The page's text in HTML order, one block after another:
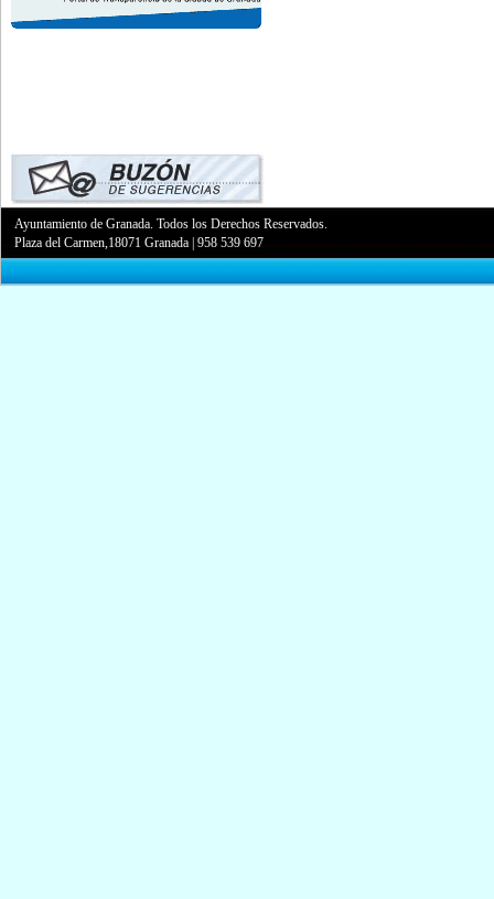
Ayuntamiento de Granada. Todos los Derechos Reservados.
Plaza del Carmen,18071 Granada |958 539 697